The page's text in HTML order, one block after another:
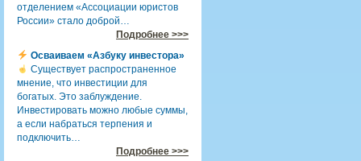
отделением «Ассоциации юристов
России» стало доброй…
Подробнее >>>
Осваиваем «Азбуку инвестора»
Существует распространенное
мнение, что инвестиции для
богатых. Это заблуждение.
Инвестировать можно любые суммы,
а если набраться терпения и
подключить…
Подробнее >>>